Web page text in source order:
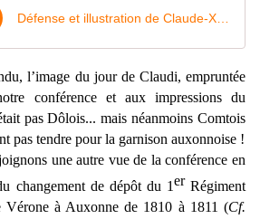
l’image du jour de Claudi, empruntée
conférence et aux impressions du
pas Dôlois... mais néanmoins Comtois
pas tendre pour la garnison auxonnoise !
une autre vue de la conférence en
changement de dépôt du 1er Régiment
Vérone à Auxonne de 1810 à 1811 (Cf.